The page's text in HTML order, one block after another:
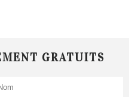
GRATUITS